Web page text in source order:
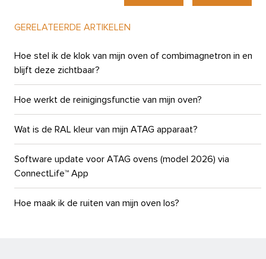
GERELATEERDE ARTIKELEN
Hoe stel ik de klok van mijn oven of combimagnetron in en
blijft deze zichtbaar?
Hoe werkt de reinigingsfunctie van mijn oven?
Wat is de RAL kleur van mijn ATAG apparaat?
Software update voor ATAG ovens (model 2026) via
ConnectLife™ App
Hoe maak ik de ruiten van mijn oven los?